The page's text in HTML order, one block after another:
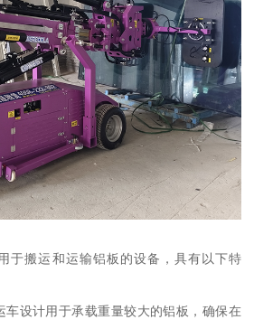
于搬运和运输铝板的设备，具有以下特
车设计用于承载重量较大的铝板，确保在